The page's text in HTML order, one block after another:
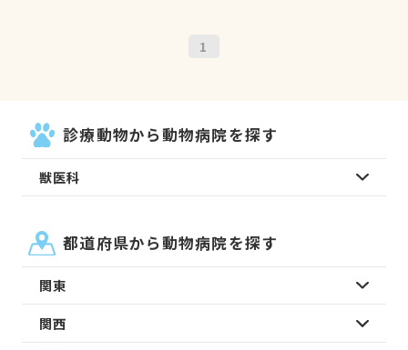
1
診療動物から動物病院を探す
獣医科
都道府県から動物病院を探す
関東
関西